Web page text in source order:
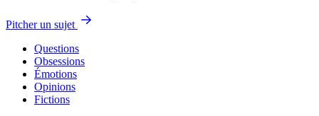
Pitcher un sujet
Questions
Obsessions
Émotions
Opinions
Fictions